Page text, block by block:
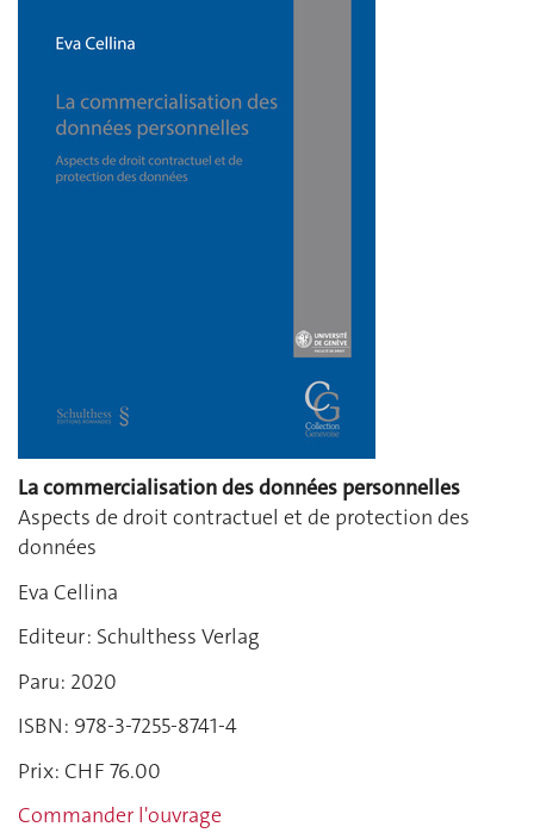
La commercialisation des données personnelles
Aspects de droit contractuel et de protection des
données
Eva Cellina
Editeur : Schulthess Verlag
Paru: 2020
ISBN: 978-3-7255-8741-4
Prix: CHF 76.00
Commander l'ouvrage